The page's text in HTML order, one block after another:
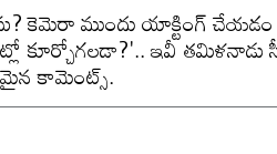
కెమెరా ముందు యాక్టింగ్ చేయడం
కూర్చోగలడా?'.. ఇవీ
కామెంట్స్.